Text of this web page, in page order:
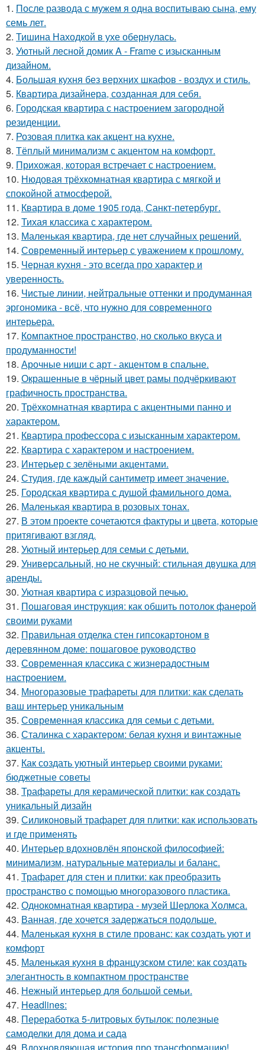
1. После развода с мужем я одна воспитываю сына, ему
семь лет.
2. Тишина Находкой в ухе обернулась.
3. Уютный лесной домик A - Frame с изысканным
дизайном.
4. Большая кухня без верхних шкафов - воздух и стиль.
5. Квартира дизайнера, созданная для себя.
6. Городская квартира с настроением загородной
резиденции.
7. Розовая плитка как акцент на кухне.
8. Тёплый минимализм с акцентом на комфорт.
9. Прихожая, которая встречает с настроением.
10. Нюдовая трёхкомнатная квартира с мягкой и
спокойной атмосферой.
11. Квартира в доме 1905 года, Санкт-петербург.
12. Тихая классика с характером.
13. Маленькая квартира, где нет случайных решений.
14. Современный интерьер с уважением к прошлому.
15. Черная кухня - это всегда про характер и
уверенность.
16. Чистые линии, нейтральные оттенки и продуманная
эргономика - всё, что нужно для современного
интерьера.
17. Компактное пространство, но сколько вкуса и
продуманности!
18. Арочные ниши с арт - акцентом в спальне.
19. Окрашенные в чёрный цвет рамы подчёркивают
графичность пространства.
20. Трёхкомнатная квартира с акцентными панно и
характером.
21. Квартира профессора с изысканным характером.
22. Квартира с характером и настроением.
23. Интерьер с зелёными акцентами.
24. Студия, где каждый сантиметр имеет значение.
25. Городская квартира с душой фамильного дома.
26. Маленькая квартира в розовых тонах.
27. В этом проекте сочетаются фактуры и цвета, которые
притягивают взгляд.
28. Уютный интерьер для семьи с детьми.
29. Универсальный, но не скучный: стильная двушка для
аренды.
30. Уютная квартира с изразцовой печью.
31. Пошаговая инструкция: как обшить потолок фанерой
своими руками
32. Правильная отделка стен гипсокартоном в
деревянном доме: пошаговое руководство
33. Современная классика с жизнерадостным
настроением.
34. Многоразовые трафареты для плитки: как сделать
ваш интерьер уникальным
35. Современная классика для семьи с детьми.
36. Сталинка с характером: белая кухня и винтажные
акценты.
37. Как создать уютный интерьер своими руками:
бюджетные советы
38. Трафареты для керамической плитки: как создать
уникальный дизайн
39. Силиконовый трафарет для плитки: как использовать
и где применять
40. Интерьер вдохновлён японской философией:
минимализм, натуральные материалы и баланс.
41. Трафарет для стен и плитки: как преобразить
пространство с помощью многоразового пластика.
42. Однокомнатная квартира - музей Шерлока Холмса.
43. Ванная, где хочется задержаться подольше.
44. Маленькая кухня в стиле прованс: как создать уют и
комфорт
45. Маленькая кухня в французском стиле: как создать
элегантность в компактном пространстве
46. Нежный интерьер для большой семьи.
47. Headlines:
48. Переработка 5-литровых бутылок: полезные
самоделки для дома и сада
49. Вдохновляющая история про трансформацию!